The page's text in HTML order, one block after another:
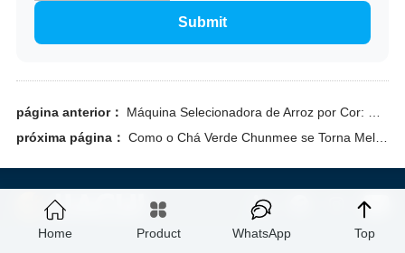
Submit
página anterior：
Máquina Selecionadora de Arroz por Cor: Guia Completo de Tecnologia, Seleção e ROI | JIACUI
próxima página： Como o Chá Verde Chunmee se Torna Melhor e Mais Valioso na Exportação por Classificação Óptica Controle de Qualidade do Chá Verde Chunmee
Home Product WhatsApp Top